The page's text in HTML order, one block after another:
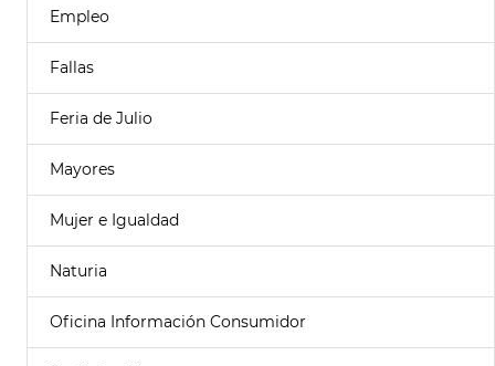
Empleo
Fallas
Feria de Julio
Mayores
Mujer e Igualdad
Naturia
Oficina Información Consumidor